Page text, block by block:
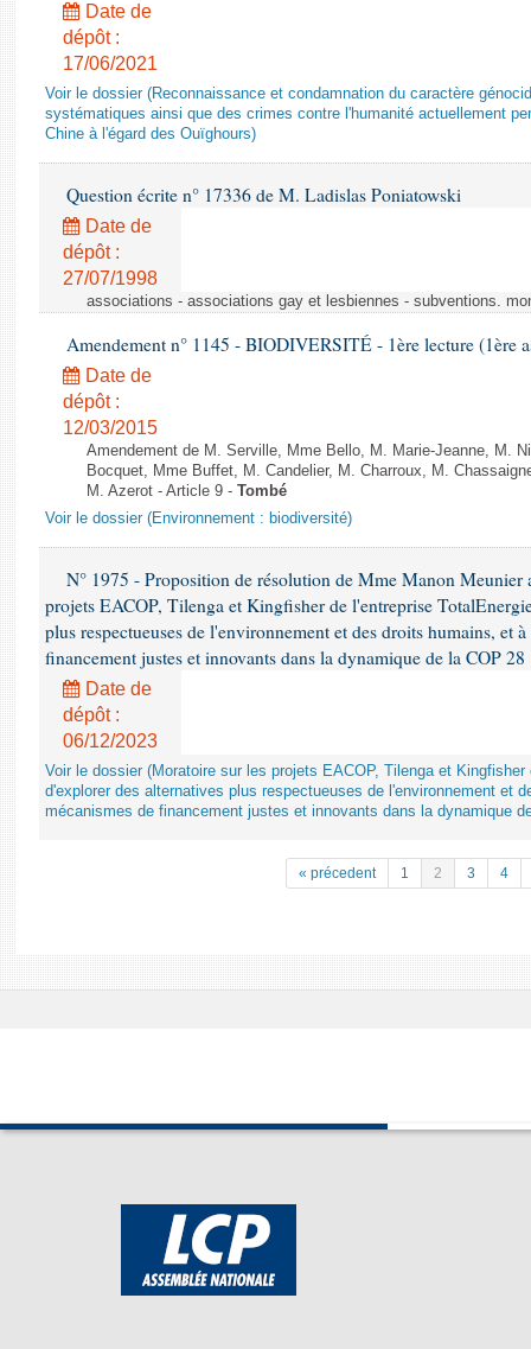
Date de
dépôt :
17/06/2021
Voir le dossier (Reconnaissance et condamnation du caractère
systématiques ainsi que des crimes contre l'humanité actuellement
Chine à l'égard des Ouïghours)
Question écrite n° 17336 de M. Ladislas Poniatowski
Date de
dépôt :
27/07/1998
associations - associations gay et lesbiennes - subventions.
Amendement n° 1145 - BIODIVERSITÉ - 1ère lecture (1ère
Date de
dépôt :
12/03/2015
Amendement de M. Serville, Mme Bello, M. Marie-Jeanne, M.
Bocquet, Mme Buffet, M. Candelier, M. Charroux, M.
M. Azerot - Article 9 - Tombé
Voir le dossier (Environnement : biodiversité)
N° 1975 - Proposition de résolution de Mme Manon Meunier
projets EACOP, Tilenga et Kingfisher de l'entreprise
plus respectueuses de l'environnement et des droits humains, et
financement justes et innovants dans la dynamique de la COP 28
Date de
dépôt :
06/12/2023
Voir le dossier (Moratoire sur les projets EACOP, Tilenga et
d'explorer des alternatives plus respectueuses de l'environnement et
mécanismes de financement justes et innovants dans la dynamique
« précedent 1 2 3 4